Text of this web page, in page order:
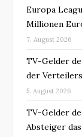
Europa
Millionen
7. August 2026
TV-Gelder
der
5. August 2026
TV-Gelder
Absteiger